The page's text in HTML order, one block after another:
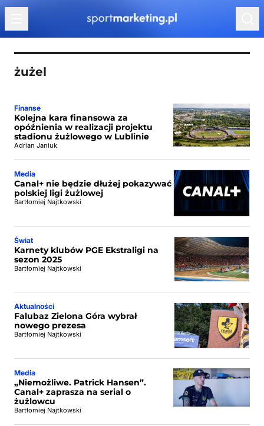
Przejdź do treści
żużel
Finanse
Kolejna kara finansowa za
opóźnienia w realizacji projektu
stadionu żużlowego w Lublinie
Adrian Janiuk
Media
Canal+ nie będzie dłużej pokazywać
polskiej ligi żużlowej
Bartłomiej Najtkowski
Świat
Karnety klubów PGE Ekstraligi na
sezon 2025
Bartłomiej Najtkowski
Aktualności
Falubaz Zielona Góra wybrał
nowego prezesa
Bartłomiej Najtkowski
Media
„Niemożliwe. Patrick Hansen”.
Canal+ zaprasza na serial o
żużlowcu
Bartłomiej Najtkowski